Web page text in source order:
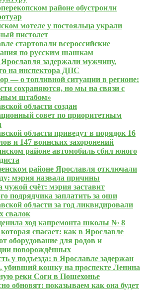
районе обустроили
мотеле у постояльца украли
пистолет
стартовали всероссийские
по русским шашкам
задержали мужчину,
на инспектора ДПС
— о топливной ситуации в регионе:
сохраняются, но мы на связи с
штабом»
области создан
совет по приоритетным
области приведут в порядок 16
и 147 воинских захоронений
районе автомобиль сбил юного
районе Ярославля отключали
мэрия назвала причины
чужой счёт: мэрия заставит
подрядчика заплатить за оши
области за год ликвидировали
свалок
ход капремонта школы № 8
спасает: как в Ярославле
оборудование для родов и
новорождённых
у подъезда: в Ярославле задержан
убивший кошку на проспекте Ленина
реки Соги в Пошехонье
обновят: показываем как она будет